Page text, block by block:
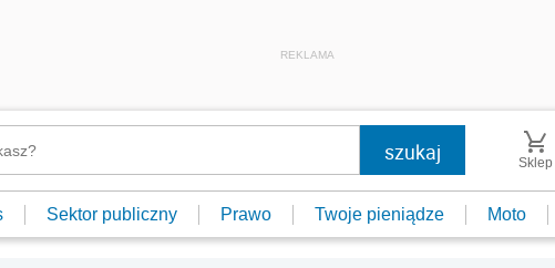
REKLAMA
Sklep
Sektor publiczny Prawo Twoje pieniądze Moto